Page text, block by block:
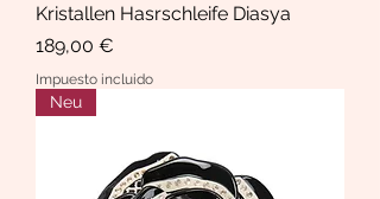
Kristallen Hasrschleife Diasya
Precio
189,00 €
Impuesto incluido
Neu